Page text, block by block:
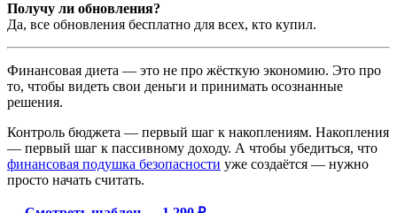
Получу ли обновления?
Да, все обновления бесплатно для всех, кто купил.
Финансовая диета — это не про жёсткую экономию. Это про
то, чтобы видеть свои деньги и принимать осознанные
решения.
Контроль бюджета — первый шаг к накоплениям. Накопления
— первый шаг к пассивному доходу. А чтобы убедиться, что
финансовая подушка безопасности уже создаётся — нужно
просто начать считать.